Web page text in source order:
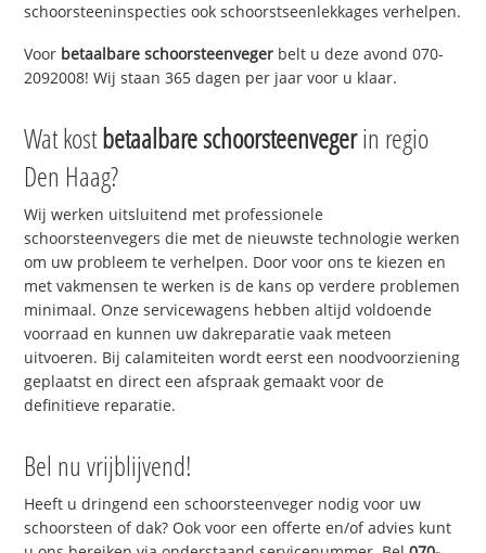
schoorsteeninspecties ook schoorstseenlekkages verhelpen.
Voor betaalbare schoorsteenveger belt u deze avond 070-
2092008! Wij staan 365 dagen per jaar voor u klaar.
Wat kostbetaalbare schoorsteenvegerin regio
Den Haag?
Wij werken uitsluitend met professionele
schoorsteenvegers die met de nieuwste technologie werken
om uw probleem te verhelpen. Door voor ons te kiezen en
met vakmensen te werken is de kans op verdere problemen
minimaal. Onze servicewagens hebben altijd voldoende
voorraad en kunnen uw dakreparatie vaak meteen
uitvoeren. Bij calamiteiten wordt eerst een noodvoorziening
geplaatst en direct een afspraak gemaakt voor de
definitieve reparatie.
Bel nu vrijblijvend!
Heeft u dringend een schoorsteenveger nodig voor uw
schoorsteen of dak? Ook voor een offerte en/of advies kunt